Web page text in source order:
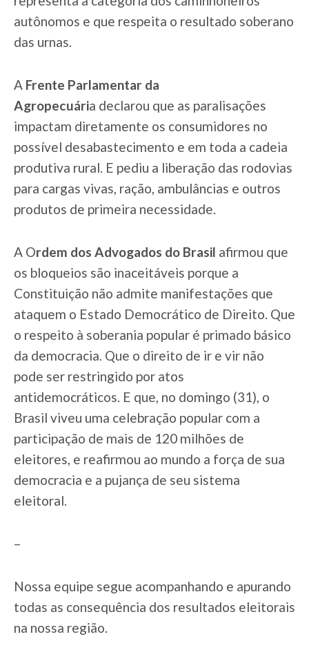
autônomos e que respeita o resultado soberano
das urnas.
A Frente Parlamentar da
Agropecuária declarou que as paralisações
impactam diretamente os consumidores no
possível desabastecimento e em toda a cadeia
produtiva rural. E pediu a liberação das rodovias
para cargas vivas, ração, ambulâncias e outros
produtos de primeira necessidade.
A Ordem dos Advogados do Brasil afirmou que
os bloqueios são inaceitáveis porque a
Constituição não admite manifestações que
ataquem o Estado Democrático de Direito. Que
o respeito à soberania popular é primado básico
da democracia. Que o direito de ir e vir não
pode ser restringido por atos
antidemocráticos. E que, no domingo (31), o
Brasil viveu uma celebração popular com a
participação de mais de 120 milhões de
eleitores, e reafirmou ao mundo a força de sua
democracia e a pujança de seu sistema
eleitoral.
–
Nossa equipe segue acompanhando e apurando
todas as consequência dos resultados eleitorais
na nossa região.